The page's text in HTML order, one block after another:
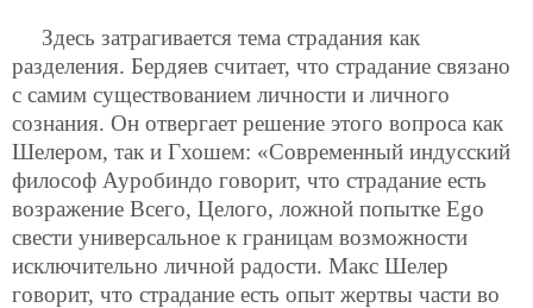
Здесь затрагивается тема страдания как
разделения. Бердяев считает, что страдание связано
с самим существованием личности и личного
сознания. Он отвергает решение этого вопроса как
Шелером, так и Гхошем: «Современный индусский
философ Ауробиндо говорит, что страдание есть
возражение Всего, Целого, ложной попытке Ego
свести универсальное к границам возможности
исключительно личной радости. Макс Шелер
говорит, что страдание есть опыт жертвы части во